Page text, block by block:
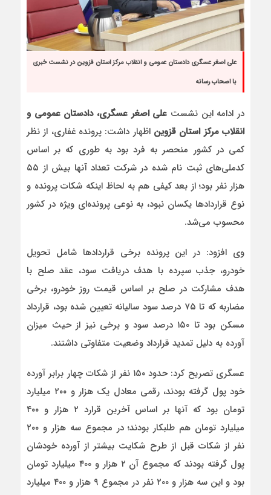
علی اصغر عسگری دادستان عمومی و انقلاب مرکز استان قزوین در نشست خبری
با اصحاب رسانه
در ادامه این نشست علی اصغر عسگری، دادستان عمومی و
انقلاب مرکز استان قزوین اظهار داشت: پرونده غفاری، از نظر
کمی در کشور منحصر به فرد بود به طوری که بر اساس
کدملی‌های ثبت نام شده در شرکت تعداد آنها بیش از ۵۵
هزار نفر بود؛ از بعد کیفی هم به لحاظ اینکه شکات پرونده و
نوع قراردادها یکسان نبود، به نوعی پرونده‌ای ویژه در کشور
محسوب می‌شد.
وی افزود: در این پرونده برخی قراردادها شامل تحویل
خودرو، جذب سپرده با هدف دریافت سود، عقد صلح با
هدف مشارکت در صلح بر اساس قیمت روز خودرو، برخی
مضاربه که تا ۷۵ درصد سود سالیانه تعیین شده بود، قرارداد
مسکن بود تا ۱۵۰ درصد سود و برخی نیز از حیث میزان
آورده به دلیل تمدید قرارداد وضعیت متفاوتی داشتند.
عسگری تصریح کرد: حدود ۱۵۰ نفر از شکات چهار برابر آورده
خود پول گرفته بودند، رقمی معادل یک هزار و ۲۰۰ میلیارد
تومان بود که آنها بر اساس آخرین قرارد ۲ هزار و ۴۰۰
میلیارد تومان هم طلبکار بودند؛ در مجموع سه هزار و ۲۰۰
نفر از شکات قبل از طرح شکایت بیشتر از آورده خودشان
پول گرفته بودند که مجموع آن ۲ هزار و ۴۰۰ میلیارد تومان
بود و این سه هزار و ۲۰۰ نفر در مجموع ۹ هزار و ۴۰۰ میلیارد